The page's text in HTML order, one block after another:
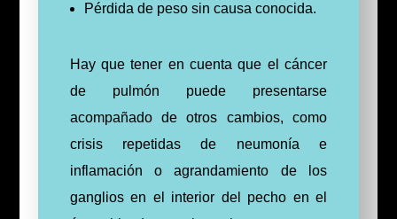
Pérdida de peso sin causa conocida.
Hay que tener en cuenta que el cáncer
de pulmón puede presentarse
acompañado de otros cambios, como
crisis repetidas de neumonía e
inflamación o agrandamiento de los
ganglios en el interior del pecho en el